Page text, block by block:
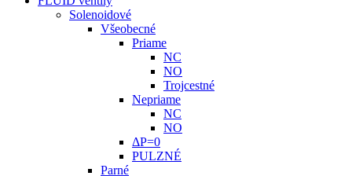
Solenoidové
Všeobecné
Priame
NC
NO
Trojcestné
Nepriame
NC
NO
ΔP=0
PULZNÉ
Parné